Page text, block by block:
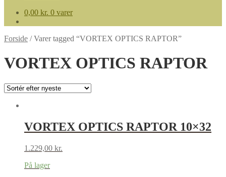
0,00 kr. 0 varer
Forside /Varer tagged “VORTEX OPTICS RAPTOR”
VORTEX OPTICS RAPTOR
VORTEX OPTICS RAPTOR 10×32
1.229,00 kr.
På lager